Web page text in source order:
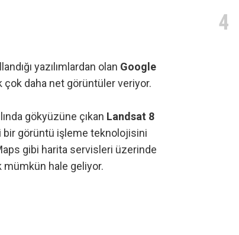
yazılımlardan olan Google
çok daha net görüntüler veriyor.
gökyüzüne çıkan Landsat 8
bir görüntü işleme teknolojisini
gibi harita servisleri üzerinde
mümkün hale geliyor.